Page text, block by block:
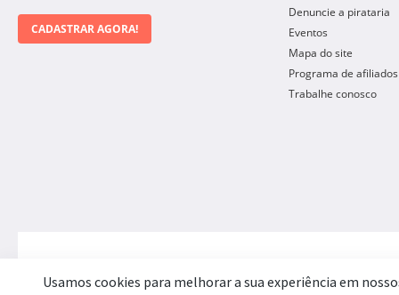
CADASTRAR AGORA!
Denuncie a pirataria
Eventos
Mapa do site
Programa de afiliados
Trabalhe conosco
Forma de Pagamento